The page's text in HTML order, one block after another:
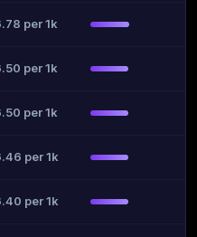
per 1k
per 1k
per 1k
per 1k
per 1k